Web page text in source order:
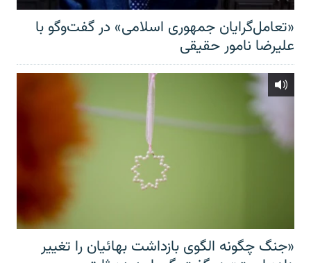
«تعامل‌گرایان جمهوری اسلامی» در گفت‌وگو با
علیرضا نامور حقیقی
«جنگ چگونه الگوی بازداشت بهائیان را تغییر